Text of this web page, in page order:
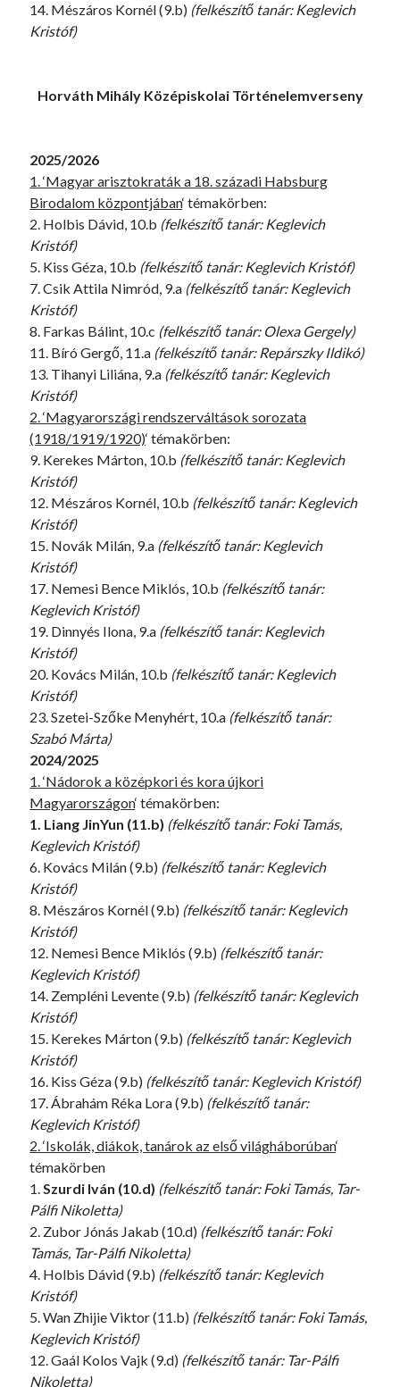
14. Mészáros Kornél (9.b) (felkészítő tanár: Keglevich
Kristóf)
Horváth Mihály Középiskolai Történelemverseny
2025/2026
1. ‘Magyar arisztokraták a 18. századi Habsburg
Birodalom központjában‘ témakörben:
2. Holbis Dávid, 10.b (felkészítő tanár: Keglevich
Kristóf)
5. Kiss Géza, 10.b (felkészítő tanár: Keglevich Kristóf)
7. Csik Attila Nimród, 9.a (felkészítő tanár: Keglevich
Kristóf)
8. Farkas Bálint, 10.c (felkészítő tanár: Olexa Gergely)
11. Bíró Gergő, 11.a (felkészítő tanár: Repárszky Ildikó)
13. Tihanyi Liliána, 9.a (felkészítő tanár: Keglevich
Kristóf)
2. ‘Magyarországi rendszerváltások sorozata
(1918/1919/1920)‘ témakörben:
9. Kerekes Márton, 10.b (felkészítő tanár: Keglevich
Kristóf)
12. Mészáros Kornél, 10.b (felkészítő tanár: Keglevich
Kristóf)
15. Novák Milán, 9.a (felkészítő tanár: Keglevich
Kristóf)
17. Nemesi Bence Miklós, 10.b (felkészítő tanár:
Keglevich Kristóf)
19. Dinnyés Ilona, 9.a (felkészítő tanár: Keglevich
Kristóf)
20. Kovács Milán, 10.b (felkészítő tanár: Keglevich
Kristóf)
23. Szetei-Szőke Menyhért, 10.a (felkészítő tanár:
Szabó Márta)
2024/2025
1. ‘Nádorok a középkori és kora újkori
Magyarországon‘ témakörben:
1. Liang JinYun (11.b) (felkészítő tanár: Foki Tamás,
Keglevich Kristóf)
6. Kovács Milán (9.b) (felkészítő tanár: Keglevich
Kristóf)
8. Mészáros Kornél (9.b) (felkészítő tanár: Keglevich
Kristóf)
12. Nemesi Bence Miklós (9.b) (felkészítő tanár:
Keglevich Kristóf)
14. Zempléni Levente (9.b) (felkészítő tanár: Keglevich
Kristóf)
15. Kerekes Márton (9.b) (felkészítő tanár: Keglevich
Kristóf)
16. Kiss Géza (9.b) (felkészítő tanár: Keglevich Kristóf)
17. Ábrahám Réka Lora (9.b) (felkészítő tanár:
Keglevich Kristóf)
2. ‘Iskolák, diákok, tanárok az első világháborúban‘
témakörben
1.Szurdi Iván (10.d) (felkészítő tanár: Foki Tamás, Tar-
Pálfi Nikoletta)
2. Zubor Jónás Jakab (10.d) (felkészítő tanár: Foki
Tamás, Tar-Pálfi Nikoletta)
4. Holbis Dávid (9.b) (felkészítő tanár: Keglevich
Kristóf)
5. Wan Zhijie Viktor (11.b) (felkészítő tanár: Foki Tamás,
Keglevich Kristóf)
12. Gaál Kolos Vajk (9.d) (felkészítő tanár: Tar-Pálfi
Nikoletta)